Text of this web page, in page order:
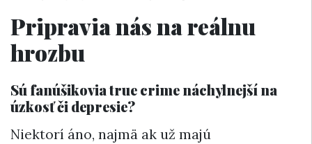
Pripravia nás na reálnu
hrozbu
Sú fanúšikovia true crime náchylnejší na
úzkosť či depresie?
Niektorí áno, najmä ak už majú